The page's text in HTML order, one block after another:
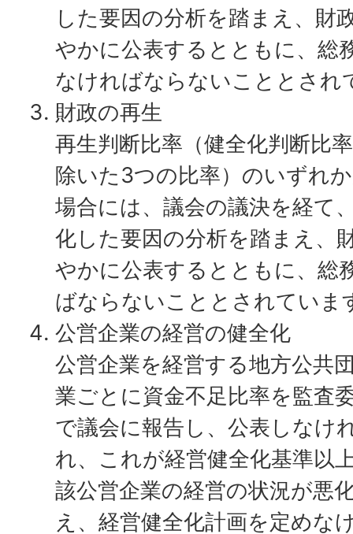
した要因の分析を踏まえ、財
やかに公表するとともに、総
なければならないこととされ
財政の再生
再生判断比率（健全化判断比
除いた3つの比率）のいずれ
場合には、議会の議決を経て
化した要因の分析を踏まえ、
やかに公表するとともに、総
ばならないこととされていま
公営企業の経営の健全化
公営企業を経営する地方公共
業ごとに資金不足比率を監査
で議会に報告し、公表しなけ
れ、これが経営健全化基準以
該公営企業の経営の状況が悪
え、経営健全化計画を定めな